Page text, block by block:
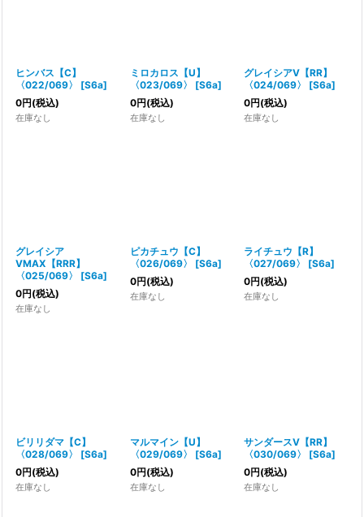
ヒンバス【C】
〈022/069〉
[S6a]
0円(税込)
在庫なし
ミロカロス【U】
〈023/069〉
[S6a]
0円(税込)
在庫なし
グレイシアV【RR】
〈024/069〉
[S6a]
0円(税込)
在庫なし
グレイシア
VMAX【RRR】
〈025/069〉
[S6a]
0円(税込)
在庫なし
ピカチュウ【C】
〈026/069〉
[S6a]
0円(税込)
在庫なし
ライチュウ【R】
〈027/069〉
[S6a]
0円(税込)
在庫なし
ビリリダマ【C】
〈028/069〉
[S6a]
0円(税込)
在庫なし
マルマイン【U】
〈029/069〉
[S6a]
0円(税込)
在庫なし
サンダースV【RR】
〈030/069〉
[S6a]
0円(税込)
在庫なし